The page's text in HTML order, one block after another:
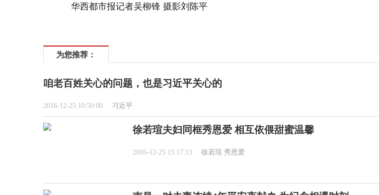
华西都市报记者吴柳锋 摄影刘陈平
为您推荐：
咱老百姓关心的问题，也是习近平关心的
2016-12-25 10:50:00 习近平
徐若瑄夫妇同框秀恩爱 相互依偎甜蜜温馨
2016-12-25 15:17:13 徐若瑄 秀恩爱